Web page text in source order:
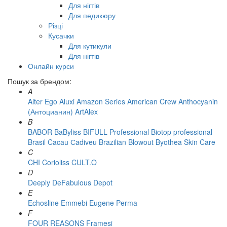
Для нігтів
Для педикюру
Різці
Кусачки
Для кутикули
Для нігтів
Онлайн курси
Пошук за брендом:
A
Alter Ego Aluxi Amazon Series American Crew Anthocyanin
(Антоцианин) ArtAlex
B
BABOR BaByliss BIFULL Professional Biotop professional
Brasil Cacau Сadiveu Brazilian Blowout Byothea Skin Care
C
CHI Corioliss CULT.O
D
Deeply DeFabulous Depot
E
Echosline Emmebi Eugene Perma
F
FOUR REASONS Framesi